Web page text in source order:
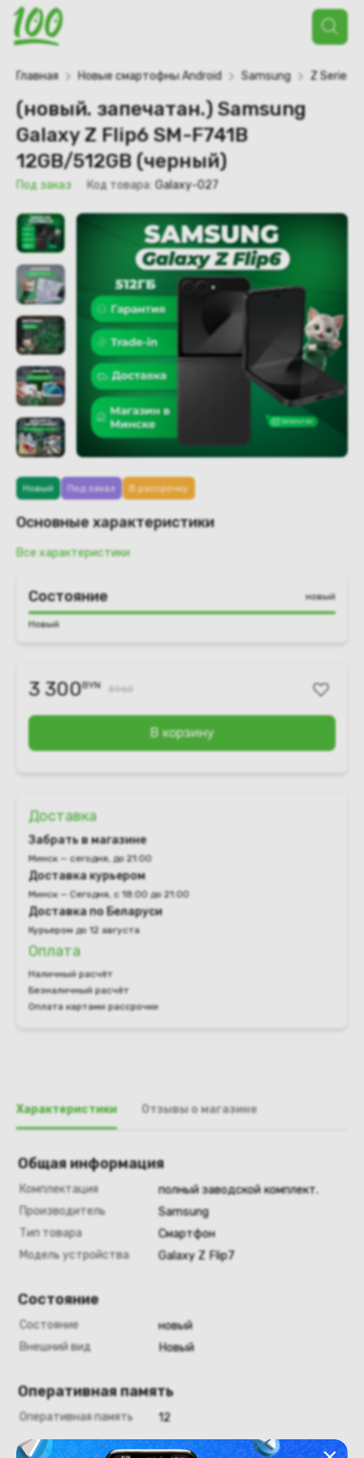
Поиск
товаров
Главная Новые смартофны Android Samsung Z Series
(новый. запечатан.) Samsung
Galaxy Z Flip6 SM-F741B
12GB/512GB (черный)
Под заказ Код товара: Galaxy-027
Новый Под заказ В рассрочку
Основные характеристики
Все характеристики
Состояние новый
Новый
3 300BYN 3960
В корзину
Доставка
Забрать в магазине
Минск — сегодня, до 21:00
Доставка курьером
Минск — Сегодня, с 18:00 до 21:00
Доставка по Беларуси
Курьером до 12 августа
Оплата
Наличный расчёт
Безналичный расчёт
Оплата картами рассрочки
Характеристики Отзывы о магазине
Общая информация
Комплектация
полный заводской комплект.
Производитель
Samsung
Тип товара
Смартфон
Модель устройства
Galaxy Z Flip7
Состояние
Состояние
новый
Внешний вид
Новый
Оперативная память
Оперативная память 12